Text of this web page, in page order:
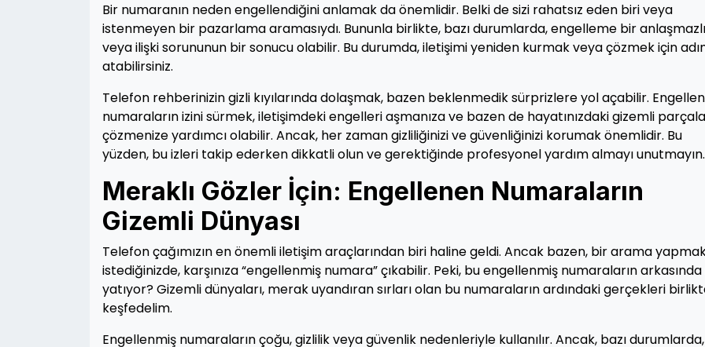
Bir numaranın neden engellendiğini anlamak da önemlidir. Belki de sizi rahatsız eden biri veya
istenmeyen bir pazarlama aramasıydı. Bununla birlikte, bazı durumlarda, engelleme bir
veya ilişki sorununun bir sonucu olabilir. Bu durumda, iletişimi yeniden kurmak veya çözmek için
atabilirsiniz.
Telefon rehberinizin gizli kıyılarında dolaşmak, bazen beklenmedik sürprizlere yol açabilir.
numaraların izini sürmek, iletişimdeki engelleri aşmanıza ve bazen de hayatınızdaki gizemli
çözmenize yardımcı olabilir. Ancak, her zaman gizliliğinizi ve güvenliğinizi korumak önemlidir. Bu
yüzden, bu izleri takip ederken dikkatli olun ve gerektiğinde profesyonel yardım almayı unutmayın.
Meraklı Gözler İçin: Engellenen Numaraların
Gizemli Dünyası
Telefon çağımızın en önemli iletişim araçlarından biri haline geldi. Ancak bazen, bir arama
istediğinizde, karşınıza “engellenmiş numara” çıkabilir. Peki, bu engellenmiş numaraların
yatıyor? Gizemli dünyaları, merak uyandıran sırları olan bu numaraların ardındaki gerçekleri
keşfedelim.
Engellenmiş numaraların çoğu, gizlilik veya güvenlik nedenleriyle kullanılır. Ancak, bazı